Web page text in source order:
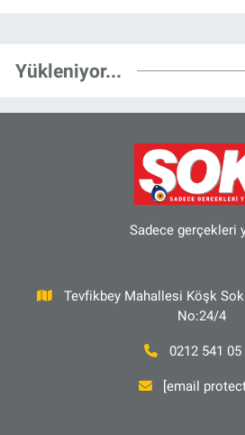
Yükleniyor...
Sadece gerçekleri
Tevfikbey Mahallesi Köşk
No:24/4
0212 541 05
[email